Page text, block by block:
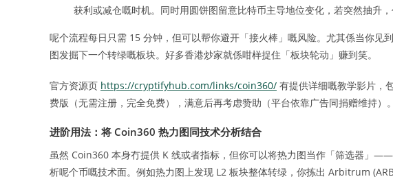
获利或减仓嘅时机。同时用圆饼图留意比特币主导地位变化，若突然抽升，
呢个流程每日只需 15 分钟，但可以帮你避开「接火棒」嘅风险。尤其係当你见
图发掘下一个转绿嘅板块。好多香港炒家就係咁样捉住「板块轮动」赚到笑。
官方资源页 https://cryptifyhub.com/links/coin360/ 有提供详细嘅教学影片，
费版（无需注册，完全免费），满意后再考虑赞助（平台依靠广告同捐赠维持）。
进阶用法：将 Coin360 热力图同技术分析结合
虽然 Coin360 本身冇提供 K 线或者指标，但你可以将热力图当作「筛选器」
析呢个币嘅技术面。例如热力图上发现 L2 板块整体转绿，你拣出 Arbitrum